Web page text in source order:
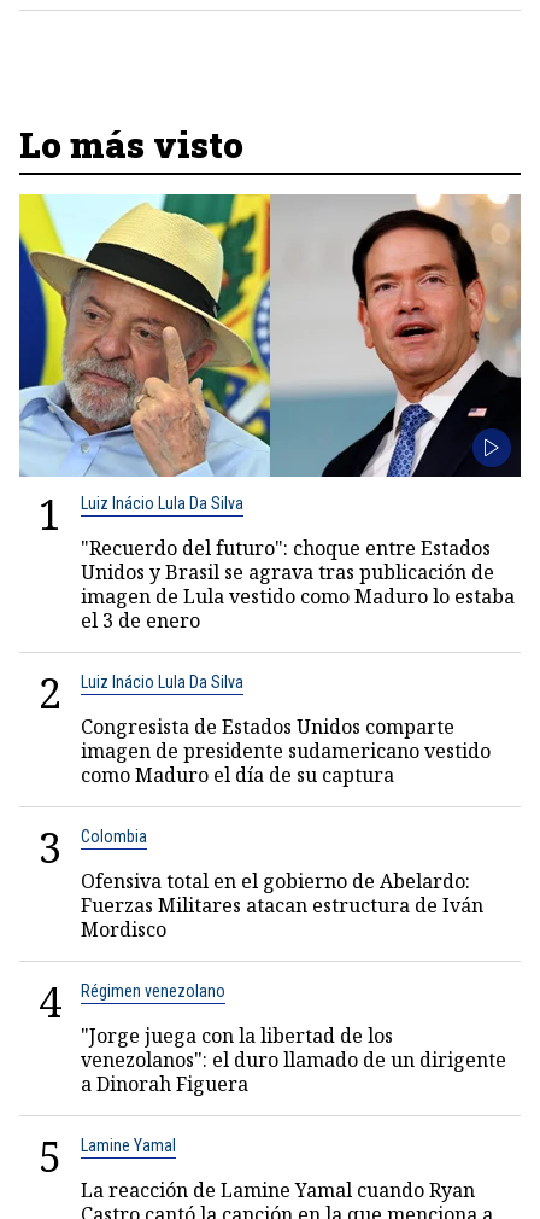
Lo más visto
1 Luiz Inácio Lula Da Silva
"Recuerdo del futuro": choque entre Estados
Unidos y Brasil se agrava tras publicación de
imagen de Lula vestido como Maduro lo estaba
el 3 de enero
2 Luiz Inácio Lula Da Silva
Congresista de Estados Unidos comparte
imagen de presidente sudamericano vestido
como Maduro el día de su captura
3 Colombia
Ofensiva total en el gobierno de Abelardo:
Fuerzas Militares atacan estructura de Iván
Mordisco
4 Régimen venezolano
"Jorge juega con la libertad de los
venezolanos": el duro llamado de un dirigente
a Dinorah Figuera
5 Lamine Yamal
La reacción de Lamine Yamal cuando Ryan